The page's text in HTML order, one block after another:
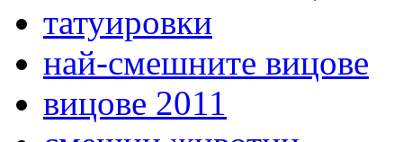
татуировки
най-смешните вицове
вицове 2011